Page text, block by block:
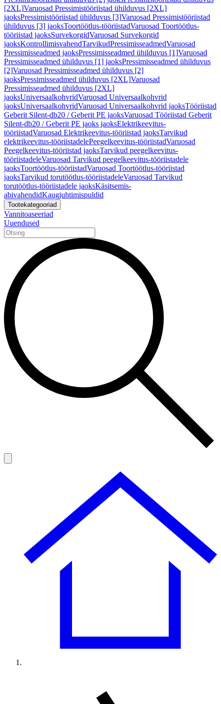
[2XL]Varuosad Pressimistööriistad ühilduvus [2XL]
jaoksPressimistööriistad ühilduvus [3]Varuosad Pressimistööriistad
ühilduvus [3] jaoksToortöötlus-tööriistadVaruosad Toortöötlus-
tööriistad jaoksSurvekorgidVaruosad Survekorgid
jaoksKontrollimisvahendTarvikudPressimisseadmedVaruosad
Pressimisseadmed jaoksPressimisseadmed ühilduvus [1]Varuosad
Pressimisseadmed ühilduvus [1] jaoksPressimisseadmed ühilduvus
[2]Varuosad Pressimisseadmed ühilduvus [2]
jaoksPressimisseadmed ühilduvus [2XL]Varuosad
Pressimisseadmed ühilduvus [2XL]
jaoksUniversaalkohvridVaruosad Universaalkohvrid
jaoksUniversaalkohvridVaruosad Universaalkohvrid jaoksTööriistad
Geberit Silent-db20 / Geberit PE jaoksVaruosad Tööriistad Geberit
Silent-db20 / Geberit PE jaoks jaoksElektrikeevitus-
tööriistadVaruosad Elektrikeevitus-tööriistad jaoksTarvikud
elektrikeevitus-tööriistadelePeegelkeevitus-tööriistadVaruosad
Peegelkeevitus-tööriistad jaoksTarvikud peegelkeevitus-
tööriistadeleVaruosad Tarvikud peegelkeevitus-tööriistadele
jaoksToortöötlus-tööriistadVaruosad Toortöötlus-tööriistad
jaoksTarvikud torutöötlus-tööriistadeleVaruosad Tarvikud
torutöötlus-tööriistadele jaoksKäsitsemis-
abivahendidKaugjuhtimispuldid
Tootekategooriad
Vannitoaseeriad
Uuendused